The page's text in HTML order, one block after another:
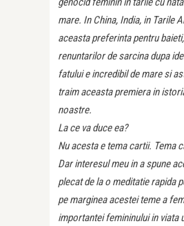
mare. In China, India, in Tarile
aceasta preferinta pentru
renuntarilor de sarcina dupa
fatului e incredibil de mare si
traim aceasta premiera in
noastre.
La ce va duce ea?
Nu acesta e tema cartii. Tema
Dar interesul meu in a spune
plecat de la o meditatie rapida
pe marginea acestei teme a
importantei femininului in viata